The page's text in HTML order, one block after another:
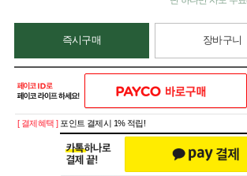
즉시구매 장바구니
[ 결제혜택 ] 포인트 결제시 1% 적립!